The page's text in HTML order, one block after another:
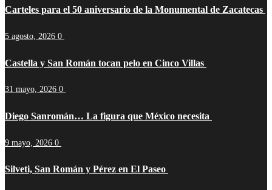
Carteles para el 50 aniversario de la Monumental de Zacatecas
5 agosto, 2026 0
Castella y San Román tocan pelo en Cinco Villas
31 mayo, 2026 0
Diego Sanromán… La figura que México necesita
9 mayo, 2026 0
Silveti, San Román y Pérez en El Paseo